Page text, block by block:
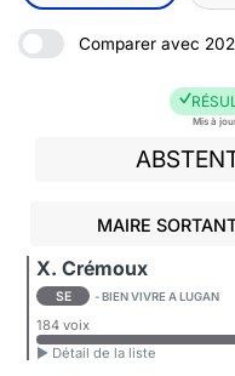
Comparer avec
Mis à
MAIRE
X. Crémoux
SE - BIEN VIVRE A LUGAN
184 voix
► Détail de la liste